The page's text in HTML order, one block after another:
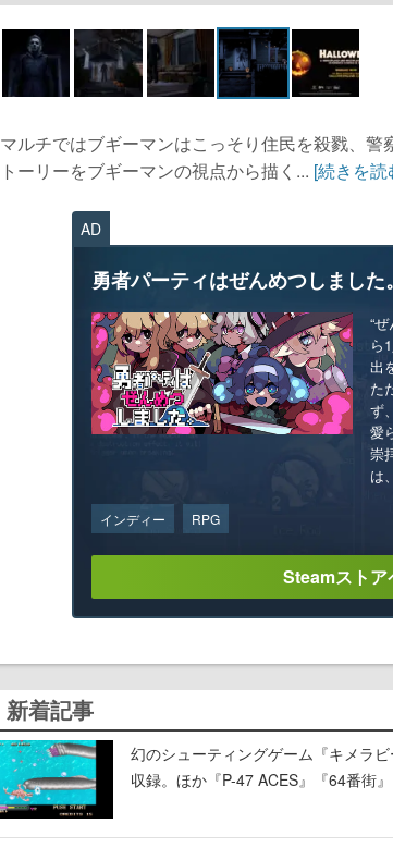
マルチではブギーマンはこっそり住民を殺戮、
トーリーをブギーマンの視点から描く... [続きを読
AD
勇者パーティはぜんめつしました。
“
ら
出
た
ず
愛
崇
は
インディー RPG
Steamストア
新着記事
幻のシューティングゲーム『キメラ
収録。ほか『P-47 ACES』『64番街